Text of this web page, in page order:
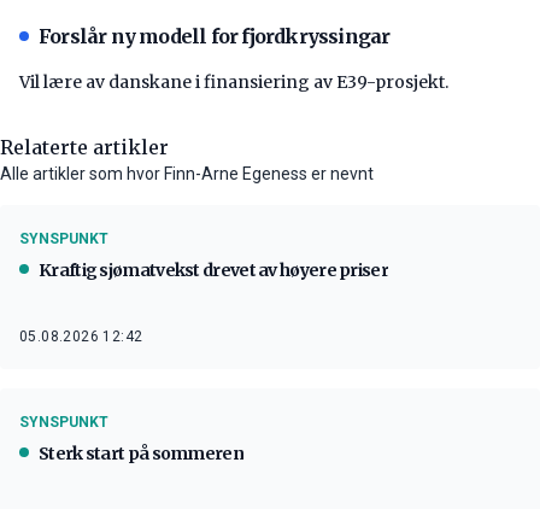
Forslår ny modell for fjordkryssingar
Vil lære av danskane i finansiering av E39-prosjekt.
Relaterte artikler
Alle artikler som hvor Finn-Arne Egeness er nevnt
SYNSPUNKT
Kraftig sjømatvekst drevet av høyere priser
05.08.2026 12:42
SYNSPUNKT
Sterk start på sommeren